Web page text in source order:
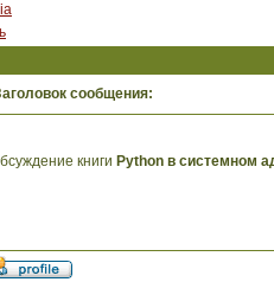
сообщения:
книги Python в системном